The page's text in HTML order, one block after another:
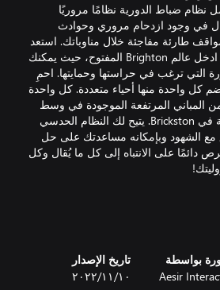
ضباط الدورية نظامًا مروريًا
في وجود ازدحام مروري وحوادث
طارئة مفاجئة خلال مناوباتك. استعد
لتلبية النداء حال تلقيك إياه! ادخل عالم Brighton المفتوح، حيث يمكنك
التي ترغب في حراستها وحمايتها. احمِ
كل واحدة منها أحياء متعددة. كل واحدة
من المباني المرتفعة الموجودة في وسط
المدينة إلى المباني التاريخية في Brickston. يتيح لك النظام الحدسي
مع الشهود وبإمكانه مساعدتك على حل
دائمًا على الانتباه إلى كل ما يُقال وكل
مناطق جديدة يضيف إليك واجبات جديدة
المرورية، لكن استعد للتعامل مع الحوادث
العامة، وطارد مستخدمي بخاخات
على الجدران، وأوقف السيارات السريعة
بواسطة
Aesir
تاريخ الإصدار
١٠‏/١١‏/٢٠٢٢